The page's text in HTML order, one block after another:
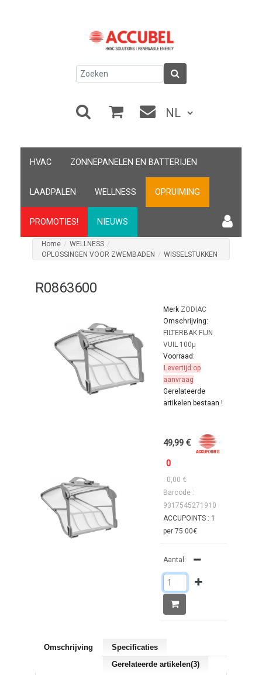
HVAC ZONNEPANELEN EN BATTERIJEN
LAADPALEN WELLNESS OPRUIMING
PROMOTIES! NIEUWS
Home / WELLNESS /
OPLOSSINGEN VOOR ZWEMBADEN / WISSELSTUKKEN
R0863600
Merk ZODIAC
Omschrijving:
FILTERBAK FIJN
VUIL 100µ
Voorraad:
Levertijd op
aanvraag
Gerelateerde
artikelen bestaan !
49,99 €
0
: 0,00 €
Barcode :
9317545271910
ACCUPOINTS : 1
per 75.00€
Aantal:
Omschrijving
Specificaties
Gerelateerde artikelen(3)